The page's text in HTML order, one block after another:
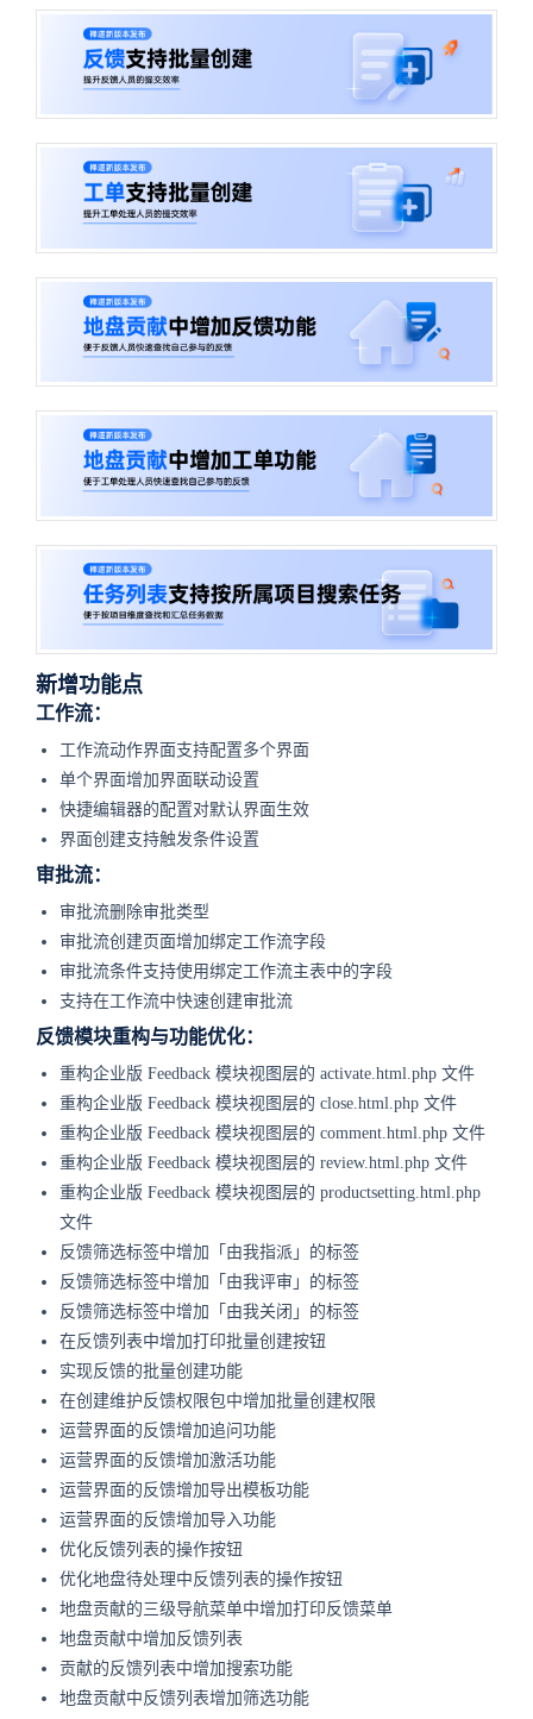
新增功能点
工作流：
工作流动作界面支持配置多个界面
单个界面增加界面联动设置
快捷编辑器的配置对默认界面生效
界面创建支持触发条件设置
审批流：
审批流删除审批类型
审批流创建页面增加绑定工作流字段
审批流条件支持使用绑定工作流主表中的字段
支持在工作流中快速创建审批流
反馈模块重构与功能优化：
重构企业版 Feedback 模块视图层的 activate.html.php 文件
重构企业版 Feedback 模块视图层的 close.html.php 文件
重构企业版 Feedback 模块视图层的 comment.html.php 文件
重构企业版 Feedback 模块视图层的 review.html.php 文件
重构企业版 Feedback 模块视图层的 productsetting.html.php
文件
反馈筛选标签中增加「由我指派」的标签
反馈筛选标签中增加「由我评审」的标签
反馈筛选标签中增加「由我关闭」的标签
在反馈列表中增加打印批量创建按钮
实现反馈的批量创建功能
在创建维护反馈权限包中增加批量创建权限
运营界面的反馈增加追问功能
运营界面的反馈增加激活功能
运营界面的反馈增加导出模板功能
运营界面的反馈增加导入功能
优化反馈列表的操作按钮
优化地盘待处理中反馈列表的操作按钮
地盘贡献的三级导航菜单中增加打印反馈菜单
地盘贡献中增加反馈列表
贡献的反馈列表中增加搜索功能
地盘贡献中反馈列表增加筛选功能